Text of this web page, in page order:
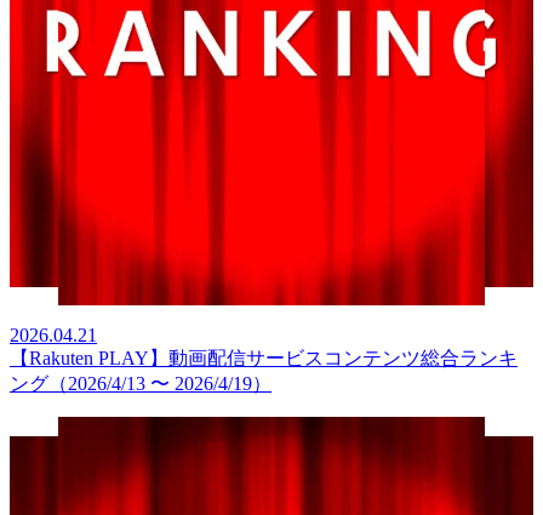
2026.04.21
【Rakuten PLAY】動画配信サービスコンテンツ総合ランキ
ング（2026/4/13 〜 2026/4/19）